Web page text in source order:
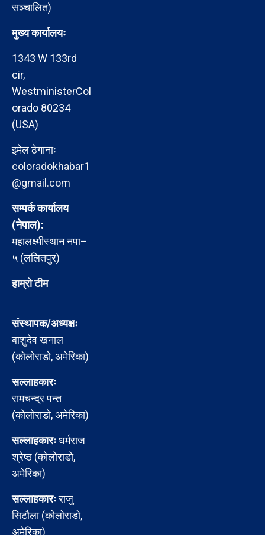
सञ्चालित)
मुख्य कार्यालयः
1343 W 133rd
cir,
WestministerCol
orado 80234
(USA)
इमेल ठेगानाः
coloradokhabar1
@gmail.com
सम्पर्क कार्यालय
(नेपाल):
महालक्ष्मीस्थान नपा–
५ (ललितपुर)
हाम्रो टीम
संस्थापक/अध्यक्षः
बाशुदेव खनाल
(कोलोराडो, अमेरिका)
सल्लाहकारः
रामचन्द्र पन्त
(कोलोराडो, अमेरिका)
सल्लाहकारःधर्मराज
श्रेष्ठ (कोलोराडो,
अमेरिका)
सल्लाहकारःराजु
सिटौला (कोलोराडो,
अमेरिका)